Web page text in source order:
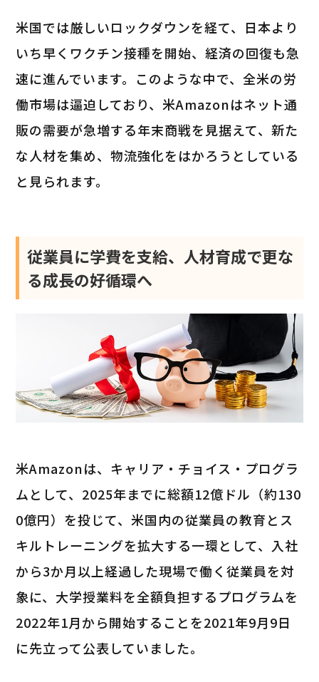
米国では厳しいロックダウンを経て、日本より
いち早くワクチン接種を開始、経済の回復も急
速に進んでいます。このような中で、全米の労
働市場は逼迫しており、米Amazonはネット通
販の需要が急増する年末商戦を見据えて、新た
な人材を集め、物流強化をはかろうとしている
と見られます。
従業員に学費を支給、人材育成で更な
る成長の好循環へ
米Amazonは、キャリア・チョイス・プログラ
ムとして、2025年までに総額12億ドル（約130
0億円）を投じて、米国内の従業員の教育とス
キルトレーニングを拡大する一環として、入社
から3か月以上経過した現場で働く従業員を対
象に、大学授業料を全額負担するプログラムを
2022年1月から開始することを2021年9月9日
に先立って公表していました。